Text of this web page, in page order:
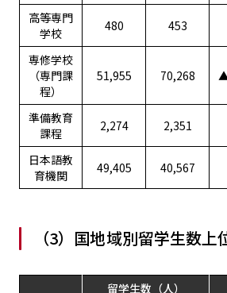
高等専門
学校
480 453
専修学校
（専門課
程）
51,955 70,268
準備教育
課程
2,274 2,351
日本語教
育機関
49,405 40,567
（3）国地域別留学生数上
留学生数（人）